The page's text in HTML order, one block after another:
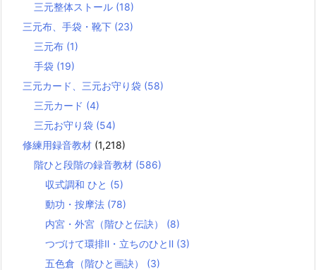
三元整体ストール (18)
三元布、手袋・靴下 (23)
三元布 (1)
手袋 (19)
三元カード、三元お守り袋 (58)
三元カード (4)
三元お守り袋 (54)
修練用録音教材 (1,218)
階ひと段階の録音教材 (586)
収式調和 ひと (5)
動功・按摩法 (78)
内宮・外宮（階ひと伝訣） (8)
つづけて環排Ⅱ・立ちのひとⅡ (3)
五色倉（階ひと画訣） (3)